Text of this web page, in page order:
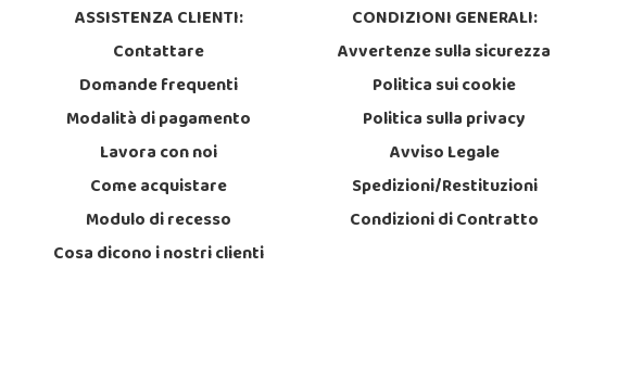
ASSISTENZA CLIENTI:
Contattare
Domande frequenti
Modalità di pagamento
Lavora con noi
Come acquistare
Modulo di recesso
Cosa dicono i nostri clienti
CONDIZIONI GENERALI:
Avvertenze sulla sicurezza
Politica sui cookie
Politica sulla privacy
Avviso Legale
Spedizioni/Restituzioni
Condizioni di Contratto